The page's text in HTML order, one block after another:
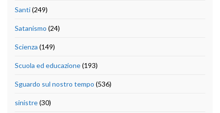
Santi(249)
Satanismo (24)
Scienza (149)
Scuola ed educazione(193)
Sguardo sul nostro tempo (536)
sinistre(30)